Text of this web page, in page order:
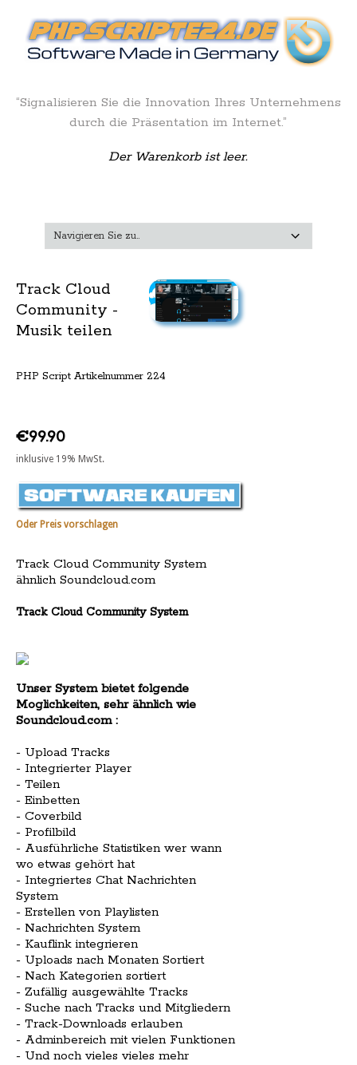
“Signalisieren Sie die Innovation Ihres Unternehmens
durch die Präsentation im Internet.”
Der Warenkorb ist leer.
Track Cloud
Community -
Musik teilen
PHP Script Artikelnummer 224
€99.90
inklusive 19% MwSt.
Oder Preis vorschlagen
Track Cloud Community System
ähnlich Soundcloud.com
Track Cloud Community System
Unser System bietet folgende
Moglichkeiten, sehr ähnlich wie
Soundcloud.com :
- Upload Tracks
- Integrierter Player
- Teilen
- Einbetten
- Coverbild
- Profilbild
- Ausführliche Statistiken wer wann
wo etwas gehört hat
- Integriertes Chat Nachrichten
System
- Erstellen von Playlisten
- Nachrichten System
- Kauflink integrieren
- Uploads nach Monaten Sortiert
- Nach Kategorien sortiert
- Zufällig ausgewählte Tracks
- Suche nach Tracks und Mitgliedern
- Track-Downloads erlauben
- Adminbereich mit vielen Funktionen
- Und noch vieles vieles mehr